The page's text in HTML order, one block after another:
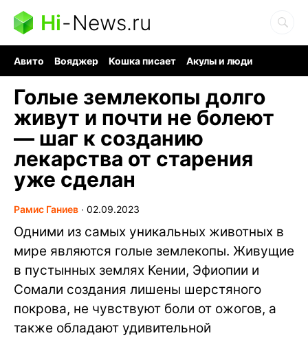
Hi-News.ru
Авито Вояджер Кошка писает
Акулы и люди
Голые землекопы долго
живут и почти не болеют
— шаг к созданию
лекарства от старения
уже сделан
Рамис Ганиев ∙ 02.09.2023
Одними из самых уникальных животных в
мире являются голые землекопы. Живущие
в пустынных землях Кении, Эфиопии и
Сомали создания лишены шерстяного
покрова, не чувствуют боли от ожогов, а
также обладают удивительной